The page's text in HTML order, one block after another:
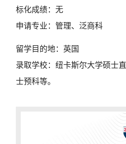
标化成绩：无
申请专业：管理、泛商科
留学目的地：英国
录取学校：纽卡斯尔大学硕士
士预科等。